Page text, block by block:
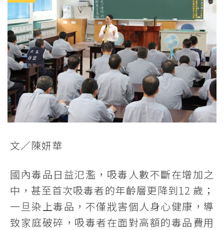
文／陳妍華
國內毒品日益氾濫，吸毒人數不斷在增加之
中，甚至首次吸毒者的年齡層更降到12 歲；
一旦染上毒品，不僅戕害個人身心健康，導
致家庭破碎，吸毒者在面對高額的毒品費用